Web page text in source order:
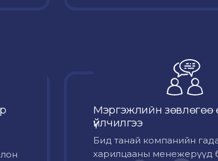
Мэргэжлийн зөвлөгөө
үйлчилгээ
Бид танай компанийн
харилцааны менежерүүд